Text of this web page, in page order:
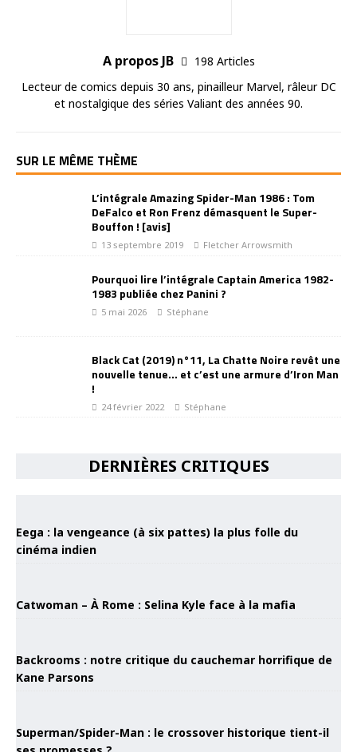
A propos JB
198 Articles
Lecteur de comics depuis 30 ans, pinailleur Marvel, râleur DC
et nostalgique des séries Valiant des années 90.
SUR LE MÊME THÈME
L’intégrale Amazing Spider-Man 1986 : Tom
DeFalco et Ron Frenz démasquent le Super-
Bouffon ! [avis]
13 septembre 2019 Fletcher Arrowsmith
Pourquoi lire l’intégrale Captain America 1982-
1983 publiée chez Panini ?
5 mai 2026 Stéphane
Black Cat (2019) n°11, La Chatte Noire revêt une
nouvelle tenue… et c’est une armure d’Iron Man
!
24 février 2022 Stéphane
DERNIÈRES CRITIQUES
Eega : la vengeance (à six pattes) la plus folle du
cinéma indien
Catwoman – À Rome : Selina Kyle face à la mafia
Backrooms : notre critique du cauchemar horrifique de
Kane Parsons
Superman/Spider-Man : le crossover historique tient-il